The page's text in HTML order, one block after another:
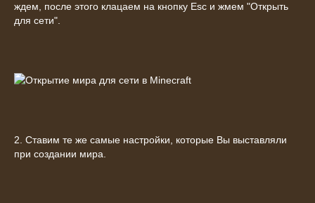
ждем, после этого клацаем на кнопку Esc и жмем "Открыть
для сети".
2. Ставим те же самые настройки, которые Вы выставляли
при создании мира.